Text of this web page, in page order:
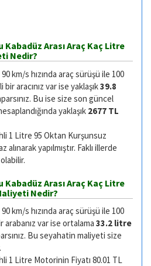
Kabadüz Arası Araç Kaç Litre
Nedir?
km/s hızında araç sürüşü ile 100
aracınız var ise yaklaşık39.8
Bu ise size son güncel
yaklaşık 2677 TL
1 Litre 95 Oktan Kurşunsuz
yapılmıştır. Faklı illerde
Kabadüz Arası Araç Kaç Litre
Nedir?
km/s hızında araç sürüşü ile 100
var ise ortalama 33.2 litre
Bu seyahatin maliyeti size
1 Litre Motorinin Fiyatı 80.01 TL